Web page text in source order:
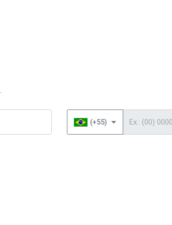
(+55)